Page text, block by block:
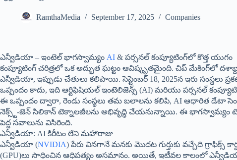
RamthaMedia September 17, 2025 Companies
ఎన్వీడియా – ఇంటెల్ భాగస్వామ్యం AI & పర్సనల్ కంప్యూటింగ్‌లో కొత్త యుగం
కంప్యూటింగ్ చరిత్రలో ఒక అద్భుత ఘట్టం ఆవిష్కృతమైంది. చిప్ మేకింగ్‌లో
ఎన్వీడియా, ఇప్పుడు చేతులు కలిపాయి. సెప్టెంబర్ 18, 2025న ఇరు సంస్థలు
ఒప్పందం కాదు, ఇది ఆర్టిఫిషియల్ ఇంటెలిజెన్స్ (AI) మరియు పర్సనల్
ఈ ఒప్పందం ద్వారా, రెండు సంస్థలు తమ బలాలను కలిపి, AI ఆధారిత డేటా
నెక్స్ట్-జెన్ సిలికాన్ టెక్నాలజీలను అభివృద్ధి చేయనున్నాయి. ఈ
పెద్ద సవాలును విసిరింది.
ఎన్వీడియా: AI కిరీటం లేని మహారాజు
ఎన్వీడియా (NVIDIA) పేరు వినగానే మనకు మొదట గుర్తుకు వచ్చేది గ్రాఫిక్స్
(GPU)లు సాధించిన ఆధిపత్యం అసమానం. అయితే, ఇటీవల కాలంలో